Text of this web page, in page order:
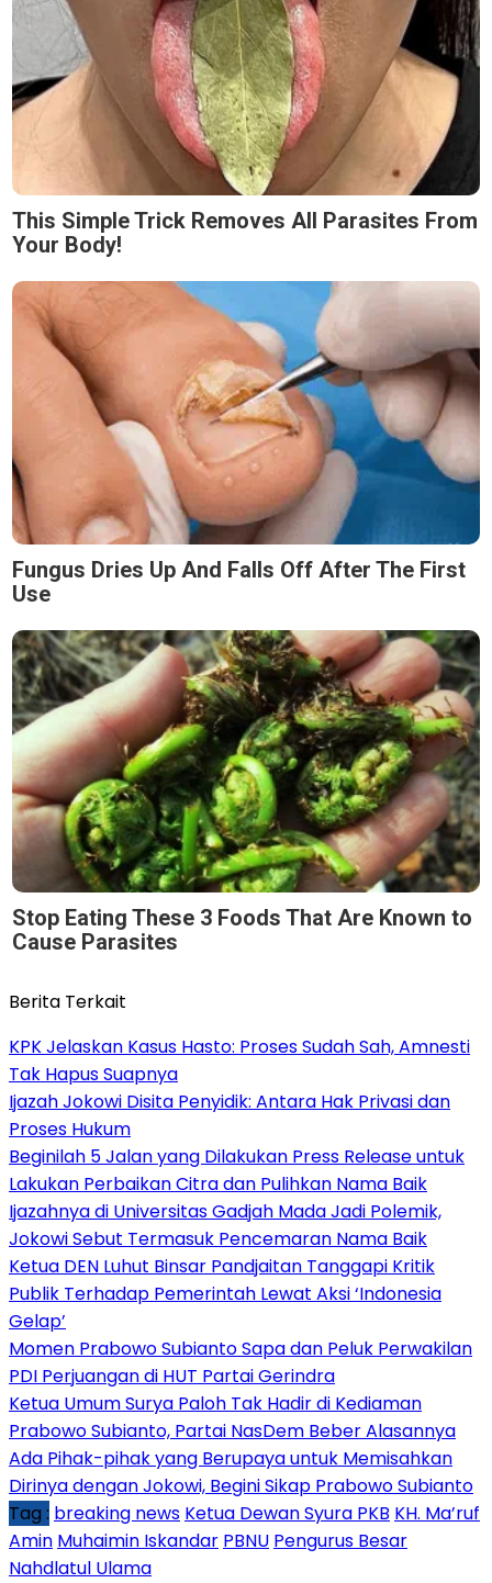
This Simple Trick Removes All Parasites From
Your Body!
Fungus Dries Up And Falls Off After The First
Use
Stop Eating These 3 Foods That Are Known to
Cause Parasites
Berita Terkait
KPK Jelaskan Kasus Hasto: Proses Sudah Sah, Amnesti
Tak Hapus Suapnya
Ijazah Jokowi Disita Penyidik: Antara Hak Privasi dan
Proses Hukum
Beginilah 5 Jalan yang Dilakukan Press Release untuk
Lakukan Perbaikan Citra dan Pulihkan Nama Baik
Ijazahnya di Universitas Gadjah Mada Jadi Polemik,
Jokowi Sebut Termasuk Pencemaran Nama Baik
Ketua DEN Luhut Binsar Pandjaitan Tanggapi Kritik
Publik Terhadap Pemerintah Lewat Aksi ‘Indonesia
Gelap’
Momen Prabowo Subianto Sapa dan Peluk Perwakilan
PDI Perjuangan di HUT Partai Gerindra
Ketua Umum Surya Paloh Tak Hadir di Kediaman
Prabowo Subianto, Partai NasDem Beber Alasannya
Ada Pihak-pihak yang Berupaya untuk Memisahkan
Dirinya dengan Jokowi, Begini Sikap Prabowo Subianto
Tag : breaking news Ketua Dewan Syura PKB KH. Ma’ruf
Amin Muhaimin Iskandar PBNU Pengurus Besar
Nahdlatul Ulama